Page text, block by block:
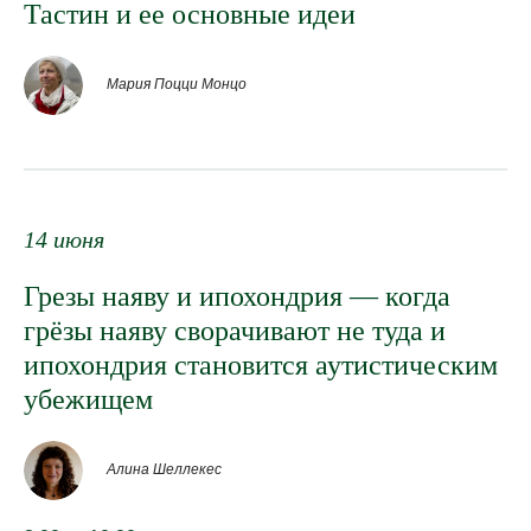
Тастин и ее основные идеи
Мария Поцци Монцо
14 июня
Грезы наяву и ипохондрия — когда
грёзы наяву сворачивают не туда и
ипохондрия становится аутистическим
убежищем
Алина Шеллекес
доктор философии, член Международной
психоаналитической ассоциации (FIPA) —
заслуженный обучающий
и супервизирующий аналитик
Психоаналитического центра Калифорнии
Получила подготовку в традиции
британского объектно-реляционного
психоанализа, что было редкостью для
ДЖУДИТ Л. МИТРАНИ